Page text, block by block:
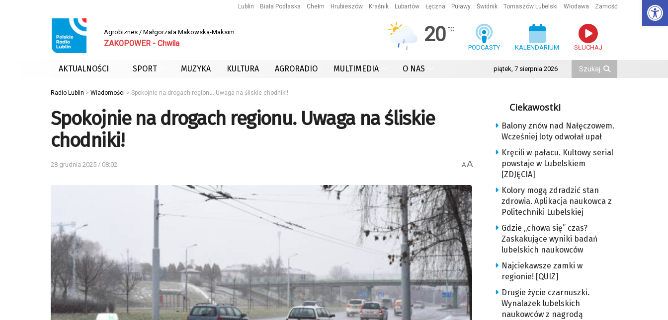
Lublin Biała Podlaska Chełm Hrubieszów Kraśnik Lubartów Łęczna Puławy Świdnik Tomaszów Lubelski Włodawa Zamość
Agrobiznes / Małgorzata Makowska-Maksim
ZAKOPOWER - Chwila 20 °C
PODCASTY KALENDARIUM SŁUCHAJ
AKTUALNOŚCI SPORT MUZYKA KULTURA AGRORADIO MULTIMEDIA O NAS piątek, 7 sierpnia 2026
Radio Lublin > Wiadomości > Spokojnie na drogach regionu. Uwaga na śliskie chodniki!
Spokojnie na drogach regionu. Uwaga na śliskie
chodniki!
28 grudnia 2025 / 08:02 AA
Ciekawostki
Balony znów nad Nałęczowem.
Wcześniej loty odwołał upał
Kręcili w pałacu. Kultowy serial
powstaje w Lubelskiem
[ZDJĘCIA]
Kolory mogą zdradzić stan
zdrowia. Aplikacja naukowca z
Politechniki Lubelskiej
Gdzie „chowa się” czas?
Zaskakujące wyniki badań
lubelskich naukowców
Najciekawsze zamki w
regionie! [QUIZ]
Drugie życie czarnuszki.
Wynalazek lubelskich
naukowców z nagrodą